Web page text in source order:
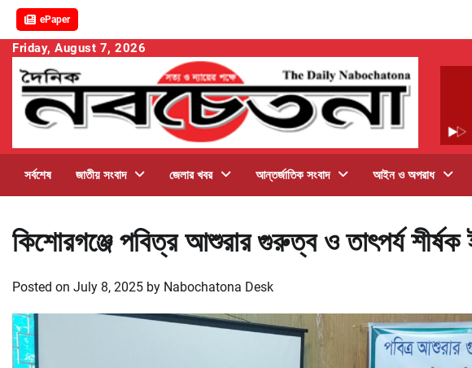
ePaper
Skip
content
Friday, August 7, 2026
সর্বশেষ জাতীয় সংবাদ জেলার খবর আন্তর্জাতিক সংবাদ আইন ও অপরাধ
কিশোরগঞ্জে পবিত্র আশুরার গুরুত্ব ও তাৎপর্য
Posted on July 8, 2025 by Nabochatona Desk